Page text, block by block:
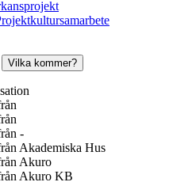
Vilka kommer?
-
Akademiska Hus
Akuro
Akuro KB